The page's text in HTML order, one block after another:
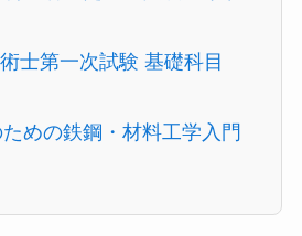
士第一次試験 基礎科目
めの鉄鋼・材料工学入門